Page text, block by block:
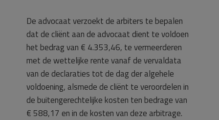
De advocaat verzoekt de arbiters te bepalen
dat de cliënt aan de advocaat dient te voldoen
het bedrag van € 4.353,46, te vermeerderen
met de wettelijke rente vanaf de vervaldata
van de declaraties tot de dag der algehele
voldoening, alsmede de cliënt te veroordelen in
de buitengerechtelijke kosten ten bedrage van
€ 588,17 en in de kosten van deze arbitrage.